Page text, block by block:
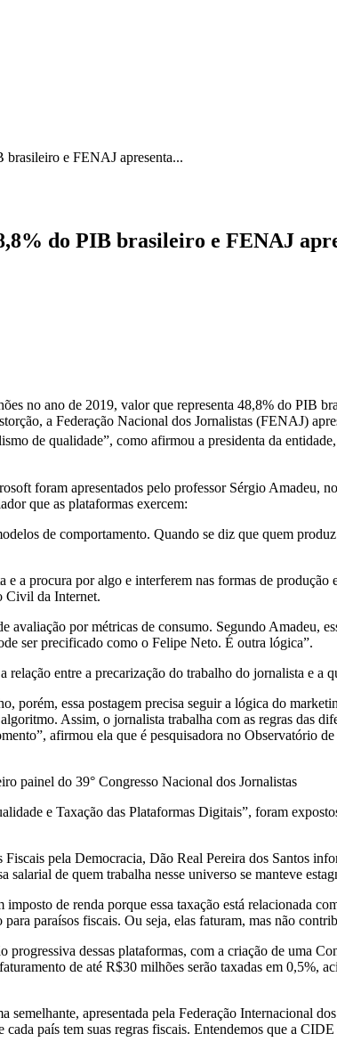
brasileiro e FENAJ apresenta...
do PIB brasileiro e FENAJ
no ano de 2019, valor que representa 48,8% do PIB
a Federação Nacional dos Jornalistas (FENAJ)
de qualidade”, como afirmou a presidenta da
foram apresentados pelo professor Sérgio Amadeu,
que as plataformas exercem:
de comportamento. Quando se diz que quem
a procura por algo e interferem nas formas de
Civil da Internet.
avaliação por métricas de consumo. Segundo Amadeu,
ser precificado como o Felipe Neto. É outra lógica”.
entre a precarização do trabalho do jornalista e a
porém, essa postagem precisa seguir a lógica do
Assim, o jornalista trabalha com as regras das
afirmou ela que é pesquisadora no Observatório
painel do 39° Congresso Nacional dos Jornalistas
e Taxação das Plataformas Digitais”, foram
pela Democracia, Dão Real Pereira dos Santos
de quem trabalha nesse universo se manteve
de renda porque essa taxação está relacionada
paraísos fiscais. Ou seja, elas faturam, mas não
progressiva dessas plataformas, com a criação de uma
de até R$30 milhões serão taxadas em 0,5%,
apresentada pela Federação Internacional
país tem suas regras fiscais. Entendemos que a